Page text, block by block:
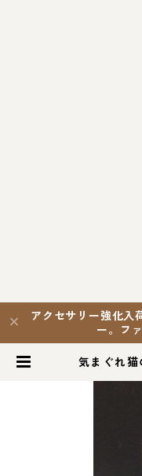
アクセサリー強化入
ー。フ
気まぐれ